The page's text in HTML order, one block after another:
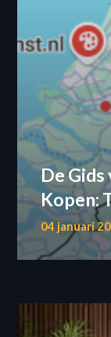
De
Kopen:
04 januari